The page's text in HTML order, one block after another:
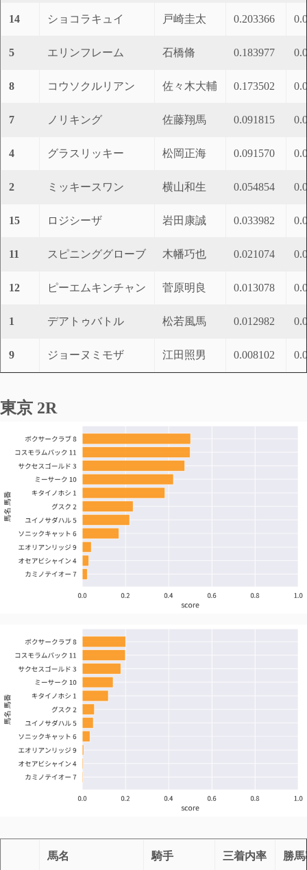
14 ショコラキュイ 戸崎圭太 0.203366
5 エリンフレーム 石橋脩 0.183977
8 コウソクルリアン 佐々木大輔 0.173502
7 ノリキング 佐藤翔馬 0.091815
4 グラスリッキー 松岡正海 0.091570
2 ミッキースワン 横山和生 0.054854
15 ロジシーザ 岩田康誠 0.033982
11 スピニンググローブ 木幡巧也 0.021074
12 ピーエムキンチャン 菅原明良 0.013078
1 デアトゥバトル 松若風馬 0.012982
9 ジョーヌミモザ 江田照男 0.008102
東京 2R
馬名 騎手 三着内率 勝